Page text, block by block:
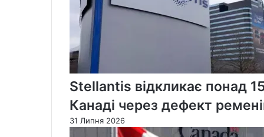
Stellantis відкликає понад
Канаді через дефект
31 Липня 2026